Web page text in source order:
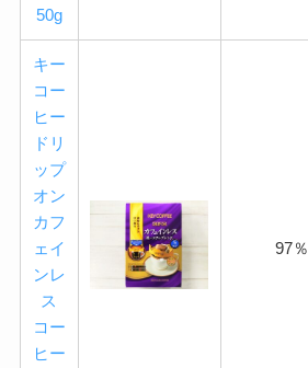
50g
キー
コー
ヒー
ドリ
ップ
オン
カフ
ェイ
ンレ
ス
コー
ヒー
97％